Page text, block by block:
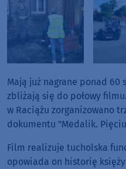
Mają już nagrane ponad 60
zbliżają się do połowy
w Raciążu zorganizowano
dokumentu "Medalik.
Film realizuje tucholska
opowiada on historię